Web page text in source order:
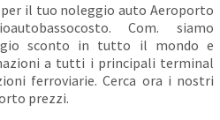
il tuo noleggio auto Aeroporto
Com. siamo
sconto in tutto il mondo e
a tutti i principali terminal
ferroviarie. Cerca ora i nostri
prezzi.